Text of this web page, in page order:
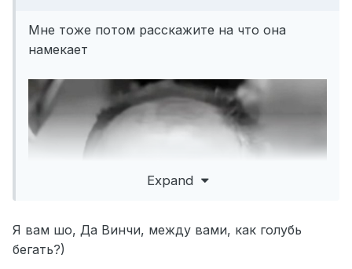
Мне тоже потом расскажите на что она
намекает
Expand
Я вам шо, Да Винчи, между вами, как голубь
бегать?)